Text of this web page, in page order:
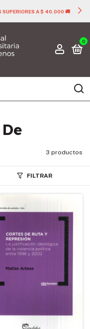
SUPERIORES A $ 40.000 🚚
0
3 productos
FILTRAR